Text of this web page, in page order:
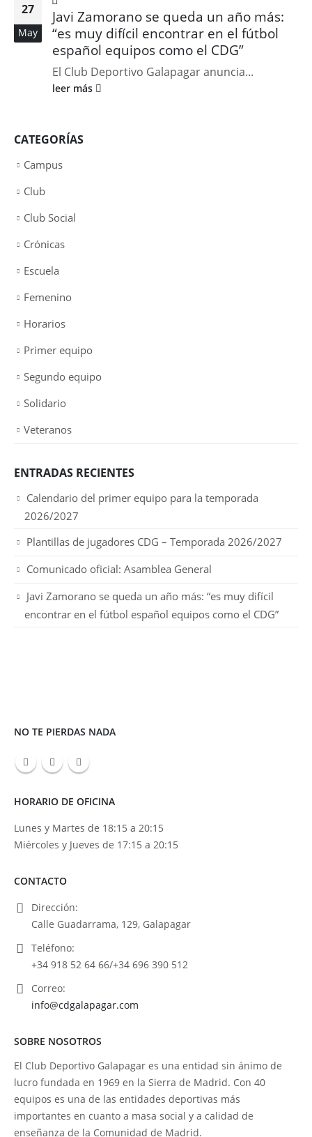
27
May
Javi Zamorano se queda un año más:
“es muy difícil encontrar en el fútbol
español equipos como el CDG”
El Club Deportivo Galapagar anuncia...
leer más
CATEGORÍAS
Campus
Club
Club Social
Crónicas
Escuela
Femenino
Horarios
Primer equipo
Segundo equipo
Solidario
Veteranos
ENTRADAS RECIENTES
Calendario del primer equipo para la temporada
2026/2027
Plantillas de jugadores CDG – Temporada 2026/2027
Comunicado oficial: Asamblea General
Javi Zamorano se queda un año más: “es muy difícil
encontrar en el fútbol español equipos como el CDG”
NO TE PIERDAS NADA
HORARIO DE OFICINA
Lunes y Martes de 18:15 a 20:15
Miércoles y Jueves de 17:15 a 20:15
CONTACTO
Dirección:
Calle Guadarrama, 129, Galapagar
Teléfono:
+34 918 52 64 66/+34 696 390 512
Correo:
info@cdgalapagar.com
SOBRE NOSOTROS
El Club Deportivo Galapagar es una entidad sin ánimo de
lucro fundada en 1969 en la Sierra de Madrid. Con 40
equipos es una de las entidades deportivas más
importantes en cuanto a masa social y a calidad de
enseñanza de la Comunidad de Madrid.